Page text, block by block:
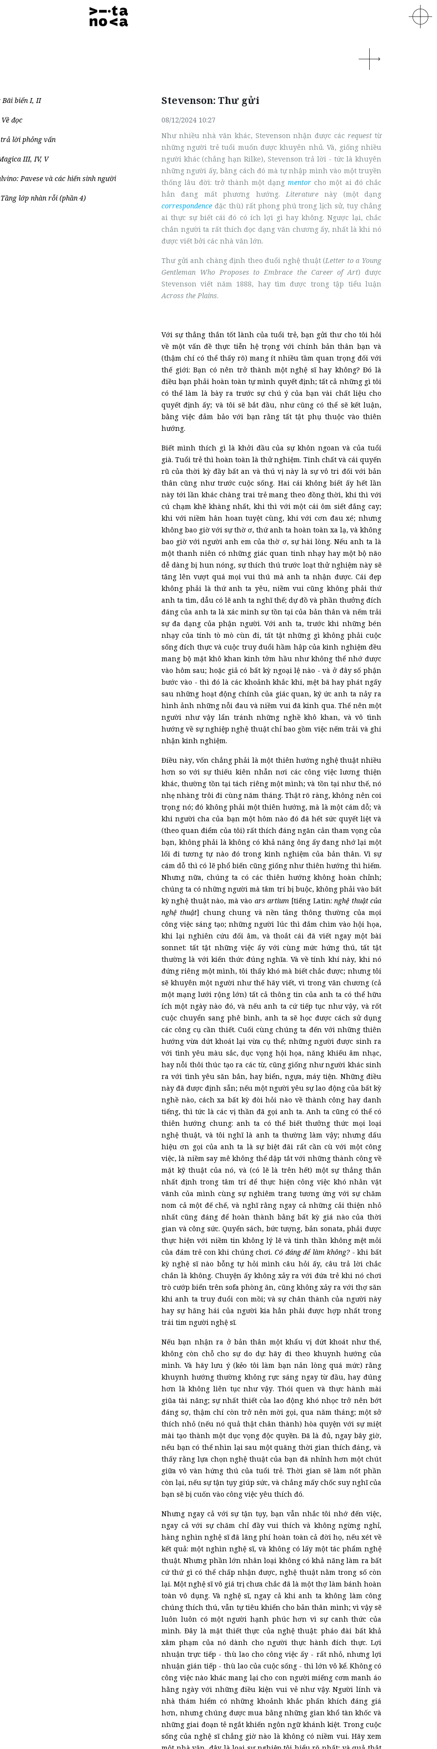
Bãi biển I, II
đọc
trả lời phỏng vấn
III, IV, V
Pavese và các hiến sinh người
Tầng lớp nhàn rỗi (phần 4)
Stevenson: Thư gửi
08/12/2024 10:27
Như nhiều nhà văn khác, Stevenson nhận được cácrequest từ
những người trẻ tuổi muốn được khuyên nhủ. Và, giống nhiều
người khác (chẳng hạn Rilke), Stevenson trả lời - tức là khuyên
những người ấy, bằng cách đó mà tự nhập mình vào một truyền
thống lâu đời: trở thành một dạng mentorcho một ai đó chắc
hẳn đang mất phương hướng. Literaturenày (một dạng
correspondence đặc thù) rất phong phú trong lịch sử, tuy chẳng
ai thực sự biết cái đó có ích lợi gì hay không. Ngược lại, chắc
chắn người ta rất thích đọc dạng văn chương ấy, nhất là khi nó
được viết bởi các nhà văn lớn.
Thư gửi anh chàng định theo đuổi nghệ thuật (Letter to a Young
Gentleman Who Proposes to Embrace the Career of Art) được
Stevenson viết năm 1888, hay tìm được trong tập tiểu luận
Across the Plains.
Với sự thẳng thắn tốt lành của tuổi trẻ, bạngửi thư cho tôi hỏi
về một vấn đề thực tiễn hệ trọng với chính bản thân bạn và
(thậm chí có thể thấy rõ) mang ít nhiềutầm quan trọng đối với
thế giới: Bạn có nên trở thành một nghệ sĩhay không? Đó là
điều bạn phải hoàn toàn tự mình quyết định; tất cả những gì tôi
có thể làm là bày ra trước sự chú ý của bạn vài chất liệu cho
quyết định ấy; và tôi sẽ bắt đầu, như cũng có thể sẽ kết luận,
bằng việc đảm bảo với bạn rằng tất tật phụ thuộc vào thiên
hướng.
Biết mình thích gì là khởi đầu của sự khôn ngoan và của tuổi
già. Tuổi trẻ thì hoàn toàn là thử nghiệm. Tinh chất và cái quyến
rũ của thời kỳ đầy bất an và thú vị này là sự vô tri đối với bản
thân cũng như trước cuộc sống. Hai cái không biết ấy hết lần
này tới lần khác chàng trai trẻ mang theo đồng thời, khi thì với
cú chạm khẽ khàng nhất, khi thì với một cái ôm siết đắng cay;
khi với niềm hân hoan tuyệt cùng, khi với cơn đau xé; nhưng
không bao giờ với sự thờ ơ, thứ anh ta hoàn toàn xa lạ, và không
bao giờ với người anh em của thờ ơ, sự hài lòng. Nếu anh ta là
một thanh niên có những giác quan tinh nhạy hay một bộ não
dễ dàng bị hun nóng, sự thích thú trước loạt thử nghiệm này sẽ
tăng lên vượt quá mọi vui thú mà anh ta nhận được. Cái đẹp
không phải là thứ anh ta yêu, niềm vui cũng không phải thứ
anh ta tìm, dẫu có lẽ anh ta nghĩ thế; dự đồ và phần thưởng đích
đáng của anh ta là xác minh sự tồn tại của bản thân và nếm trải
sự đa dạng của phận người. Với anh ta, trước khi những bén
nhạy của tính tò mò cùn đi, tất tật những gì không phải cuộc
sống đích thực và cuộc truy đuổi hầm hập của kinh nghiệm đều
mang bộ mặt khô khan kinh tởm hầu như không thể nhớ được
vào hôm sau; hoặc giả có bất kỳ ngoại lệ nào - và ở đây số phận
bước vào - thì đó là cáckhoảnh khắc khi, mệt bã hay phát ngấy
sau những hoạt động chính của giác quan, ký ức anh ta nảy ra
hình ảnh những nỗi đau và niềm vui đã kinh qua. Thế nên một
người như vậy lẩn tránh những nghề khô khan, và vô tình
hướng về sự nghiệp nghệ thuật chỉ bao gồm việc nếm trải và ghi
nhận kinh nghiệm.
Điều này, vốn chẳng phải là một thiên hướng nghệ thuật nhiều
hơn so với sự thiếu kiên nhẫnnơi cáccông việc lương thiện
khác, thường tồn tại tách riêng một mình; và tồn tại như thế, nó
nhẹ nhàng trôi đi cùng năm tháng. Thật rõ ràng, không nên coi
trọng nó; đó không phải một thiên hướng, mà là một cámdỗ; và
khi người cha của bạn một hôm nào đó đã hết sức quyết liệt và
(theo quan điểm của tôi) rất thích đáng ngăn cản tham vọng của
bạn, không phải là không có khả năng ông ấy đang nhớ lại một
lối đi tương tự nào đó trong kinh nghiệm của bản thân. Vì sự
cám dỗ thì có lẽ phổ biến cũng giống như thiên hướng thì hiếm.
Nhưng nữa, chúng ta cócác thiên hướng không hoàn chỉnh;
chúng ta có những người mà tâm trí bị buộc, không phải vào bất
kỳ nghệ thuật nào, mà vào ars artium [tiếng Latin:nghệ thuật của
nghệ thuật] chung chung và nền tảng thông thường của mọi
công việc sáng tạo; những người lúc thì đắm chìm vào hội họa,
khi lạinghiên cứu đối âm, và thoắt cái đã viết ngay một bài
sonnet: tất tật những việc ấy với cùng mức hứng thú, tất tật
thường là với kiến thức đúng nghĩa. Và về tính khí này, khi nó
đứng riêng một mình, tôi thấy khó mà biết chắc được; nhưng tôi
sẽ khuyên một người như thế hãy viết, vì trong văn chương (cả
một mạng lưới rộng lớn) tất cả thông tin của anh ta có thể hữu
ích một ngày nào đó, và nếu anh ta cứ tiếp tục nhưvậy, và rốt
cuộc chuyển sang phê bình, anh ta sẽ học được cách sử dụng
các công cụ cần thiết. Cuối cùng chúng ta đến với những thiên
hướng vừa dứt khoát lại vừa cụ thể; những người được sinh ra
với tình yêu màu sắc, dục vọng hội họa, năng khiếu âm nhạc,
hay nỗi thôi thúc tạo ra các từ, cũng giống như người khác sinh
ra với tình yêu săn bắn, hay biển, ngựa, máy tiện. Những điều
này đã được định sẵn; nếu một người yêu sự lao động của bất kỳ
nghề nào, cách xa bất kỳ đòi hỏi nào về thành công hay danh
tiếng, thì tức là các vị thần đã gọi anh ta. Anh ta cũng có thể có
thiên hướng chung: anh ta có thể biết thưởng thức mọi loại
nghệ thuật, và tôi nghĩ là anh ta thường làm vậy; nhưng dấu
hiệu ơn gọi của anh ta là sự biệt đãi rất cần cù với một công
việc, là niềm say mê không thể dập tắt với những thành công về
mặt kỹ thuật của nó, và (có lẽ là trên hết) một sự thẳng thắn
nhất định trong tâm trí để thực hiện công việc khó nhằn vặt
vãnh của mình cùng sự nghiêm trang tương ứng với sự chăm
nom cả một đế chế, và nghĩ rằng ngay cả những cải thiện nhỏ
nhất cũng đáng để hoàn thành bằng bất kỳ giá nào của thời
gian và công sức. Quyển sách, bức tượng, bản sonata, phải được
thực hiện với niềm tin không lý lẽ và tinh thần không mệt mỏi
của đám trẻ con khi chúng chơi. Có đáng để làm không? - khi bất
kỳ nghệ sĩ nào bỗng tự hỏi mình câu hỏi ấy, câu trả lời chắc
chắn là không. Chuyện ấy không xảy ra với đứa trẻ khi nó chơi
trò cướp biển trên sofa phòng ăn, cũng không xảy ra với thợ săn
khi anh ta truy đuổi con mồi; và sự chân thành của người này
hay sự hăng hái của người kia hẳn phải được hợp nhất trong
trái tim người nghệ sĩ.
Nếu bạn nhận ra ởbản thân một khẩu vị dứt khoát như thế,
không còn chỗ cho sự do dự: hãy đi theo khuynh hướng của
mình. Và hãy lưu ý (kẻo tôi làm bạn nản lòng quá mức) rằng
khuynh hướng thường không rực sáng ngay từ đầu, hay đúng
hơn là không liên tục như vậy. Thói quen và thực hành mài
giũa tài năng; sự nhất thiết của lao động khó nhọc trở nên bớt
đáng sợ, thậm chí còn trở nên mời gọi, qua năm tháng; một sở
thích nhỏ (nếu nó quả thật chân thành) hòa quyện với sự miệt
mài tạo thành một dục vọng độc quyền. Đã là đủ, ngay bây giờ,
nếu bạn có thể nhìn lại sau một quãng thời gian thích đáng, và
thấy rằng lựa chọn nghệ thuật của bạn đã nhỉnh hơn một chút
giữa vô vàn hứng thú của tuổi trẻ. Thời gian sẽ làmnốtphần
còn lại, nếu sự tận tụy giúp sức, và chẳng mấy chốc suy nghĩ của
bạn sẽ bị cuốn vào công việc yêu thích đó.
Nhưng ngay cả với sự tận tụy, bạnvẫnnhắc tôi nhớ đến việc,
ngay cả với sự chăm chỉ đầy vui thích và không ngừng nghỉ,
hàng nghìn nghệ sĩ đã lãng phí hoàn toàn cả đời họ, nếu xét về
kết quả: một nghìn nghệ sĩ, và không có lấy một tác phẩm nghệ
thuật. Nhưng phần lớn nhân loại không có khả năng làm ra bất
cứ thứ gì có thể chấp nhận được, nghệ thuật nằm trong số còn
lại. Một nghệ sĩ vô giá trị chưa chắc đã là một thợ làm bánh hoàn
toàn vô dụng. Và nghệ sĩ, ngay cả khi anh ta không làm công
chúng thích thú, vẫn tự tiêu khiển cho bản thân mình; vì vậy sẽ
luôn luôncó một người hạnh phúc hơn vì sự canh thức của
mình. Đây là mặt thiết thực của nghệ thuật: pháo đài bất khả
xâm phạm của nó dành cho người thực hành đích thực. Lợi
nhuận trực tiếp - thù lao cho công việc ấy - rất nhỏ, nhưng lợi
nhuận gián tiếp - thù lao của cuộc sống - thì lớn vô kể. Không có
công việc nào khác mang lại cho con người miếng cơm manh áo
hằng ngày với những điều kiện vui vẻ như vậy. Người lính và
nhà thám hiểm có những khoảnh khắc phấn khích đáng giá
hơn, nhưng chúng được mua bằng những gian khổ tàn khốc và
những giai đoạn tẻ ngắt khiến ngôn ngữ khánh kiệt. Trong cuộc
sống của nghệ sĩ chẳng giờ nào là không có niềm vui. Hãy xem